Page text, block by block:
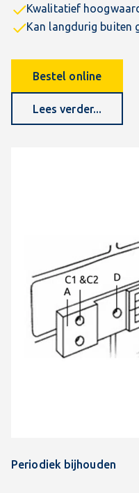
Kwalitatief
Kan langdurig buiten
Bestel online
Lees verder...
Periodiek bijhouden